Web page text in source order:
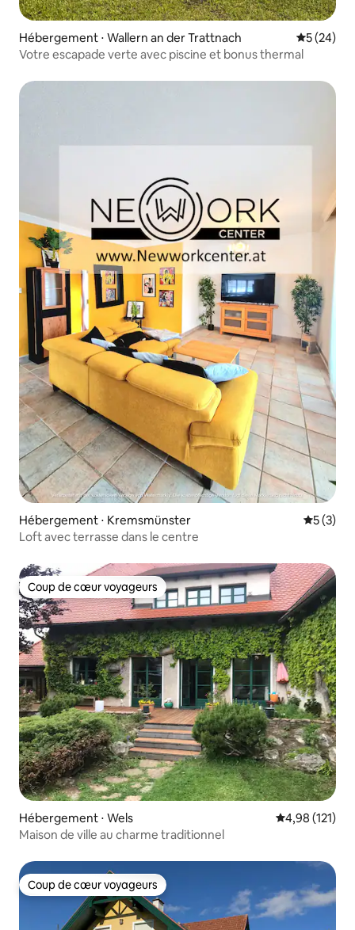
Hébergement ⋅ Wallern an der Trattnach
5 (24)
Votre escapade verte avec piscine et bonus thermal
Hébergement ⋅ Kremsmünster
5 (3)
Loft avec terrasse dans le centre
Coup de cœur voyageurs
Coup de cœur voyageurs
Hébergement ⋅ Wels Évaluation
4,98 (121)
Maison de ville au charme traditionnel
Coup de cœur voyageurs
Coup de cœur voyageurs